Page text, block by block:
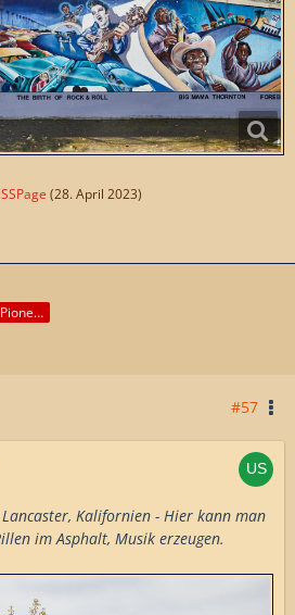
(28. April 2023)
Discover America Pioneer
#57
Kalifornien - Hier kann man
im Asphalt, Musik erzeugen.